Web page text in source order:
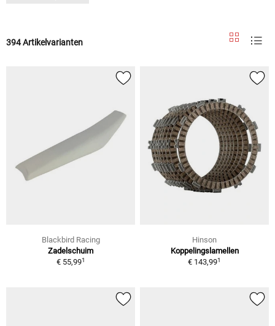
394 Artikelvarianten
Blackbird Racing
Zadelschuim
€ 55,991
Hinson
Koppelingslamellen
€ 143,991